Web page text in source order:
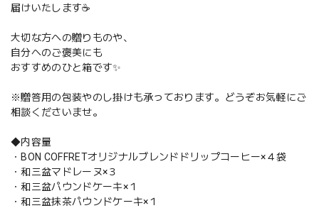
届けいたします☕️
大切な方への贈りものや、
自分へのご褒美にも
おすすめのひと箱です✨
※贈答用の包装やのし掛けも承っております。どうぞお気軽にご
相談くださいませ。
◆内容量
・BON COFFRETオリジナルブレンドドリップコーヒー×４袋
・和三盆マドレーヌ×３
・和三盆パウンドケーキ×１
・和三盆抹茶パウンドケーキ×１